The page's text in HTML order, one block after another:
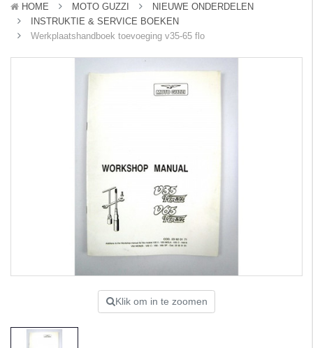
HOME MOTO GUZZI
NIEUWE ONDERDELEN
INSTRUKTIE & SERVICE BOEKEN
Werkplaatshandboek toevoeging v35-65 flo
Klik om in te zoomen